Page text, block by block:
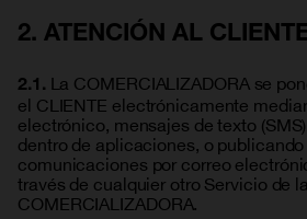
2. ATENCIÓN AL
2.1. La COMERCIALIZADORA se
el CLIENTE electrónicamente
electrónico, mensajes de texto
dentro de aplicaciones, o
comunicaciones por correo
través de cualquier otro Servicio de
COMERCIALIZADORA.